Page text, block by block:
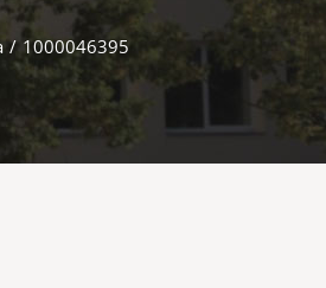
/ 1000046395